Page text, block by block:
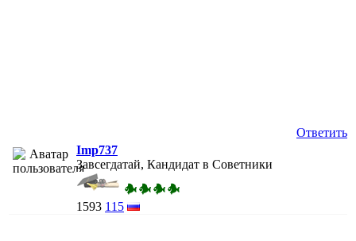
Ответить
Imp737
Завсегдатай, Кандидат в Советники
1593 115